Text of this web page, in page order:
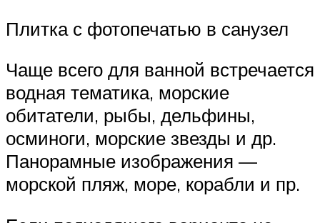
Плитка с фотопечатью в санузел
Чаще всего для ванной встречается
водная тематика, морские
обитатели, рыбы, дельфины,
осминоги, морские звезды и др.
Панорамные изображения —
морской пляж, море, корабли и пр.